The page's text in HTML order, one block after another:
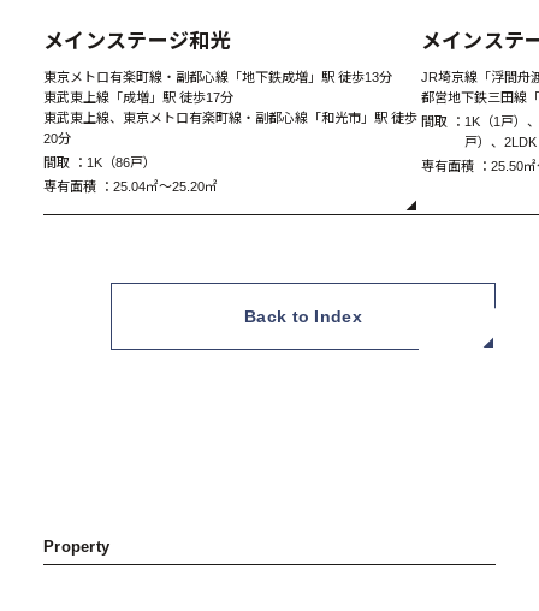
メインステージ和光
東京メトロ有楽町線・副都心線「地下鉄成増」駅 徒歩13分
東武東上線「成増」駅 徒歩17分
東武東上線、東京メトロ有楽町線・副都心線「和光市」駅 徒歩
20分
間取 ： 1K（86戸）
専有面積 ： 25.04㎡～25.20㎡
メインステ
JR埼京線「浮間舟
都営地下鉄三田線
間取 ： 1K（1戸）
戸）、
専有面積 ： 25.50
Back to Index
Property